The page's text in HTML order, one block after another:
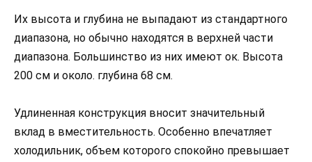
Их высота и глубина не выпадают из стандартного
диапазона, но обычно находятся в верхней части
диапазона. Большинство из них имеют ок. Высота
200 см и около. глубина 68 см.
Удлиненная конструкция вносит значительный
вклад в вместительность. Особенно впечатляет
холодильник, объем которого спокойно превышает